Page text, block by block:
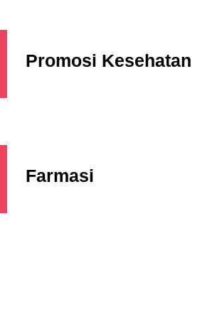
Promosi Kesehatan
Farmasi